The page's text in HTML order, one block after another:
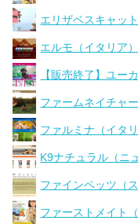
エリザベスキャッ
エルモ（イタリア）
【販売終了】ユー
ファームネイチャ
ファルミナ（イタリ
K9ナチュラル（ニ
ファインペッツ（ス
ファーストメイト（